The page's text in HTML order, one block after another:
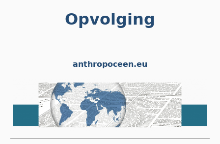
Opvolging
anthropoceen.eu